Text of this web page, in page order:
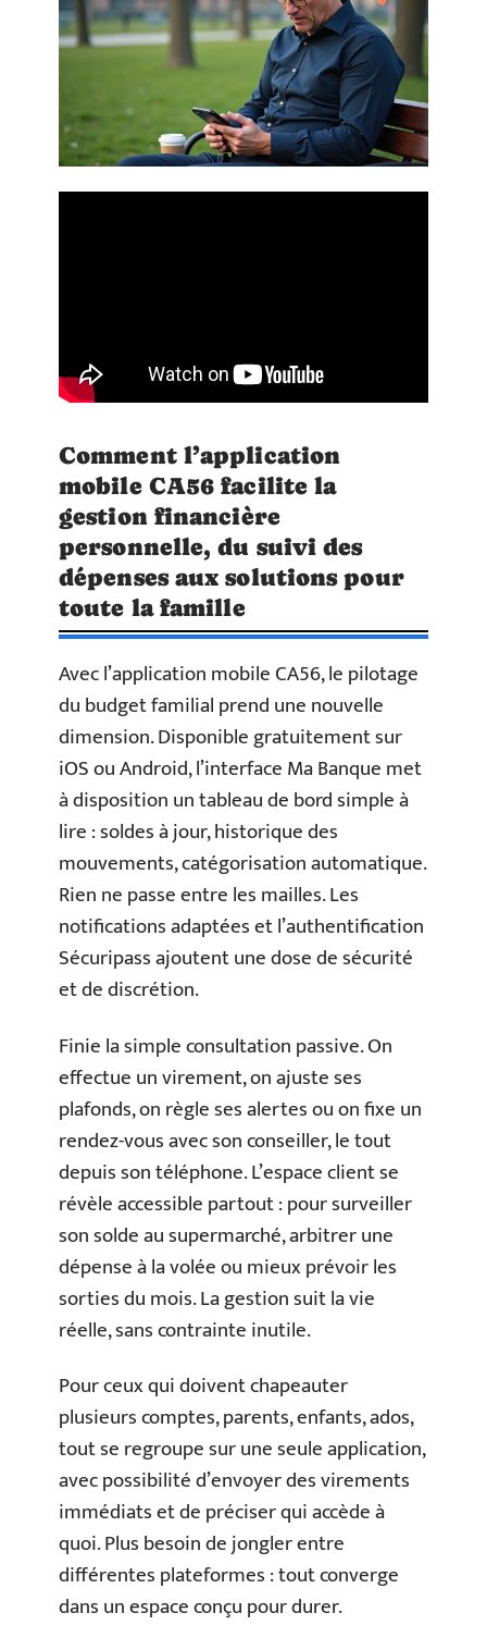
Comment l’application
mobile CA56 facilite la
gestion financière
personnelle, du suivi des
dépenses aux solutions pour
toute la famille
Avec l’application mobile CA56, le pilotage
du budget familial prend une nouvelle
dimension. Disponible gratuitement sur
iOS ou Android, l’interface Ma Banque met
à disposition un tableau de bord simple à
lire : soldes à jour, historique des
mouvements, catégorisation automatique.
Rien ne passe entre les mailles. Les
notifications adaptées et l’authentification
Sécuripass ajoutent une dose de sécurité
et de discrétion.
Finie la simple consultation passive. On
effectue un virement, on ajuste ses
plafonds, on règle ses alertes ou on fixe un
rendez-vous avec son conseiller, le tout
depuis son téléphone. L’espace client se
révèle accessible partout : pour surveiller
son solde au supermarché, arbitrer une
dépense à la volée ou mieux prévoir les
sorties du mois. La gestion suit la vie
réelle, sans contrainte inutile.
Pour ceux qui doivent chapeauter
plusieurs comptes, parents, enfants, ados,
tout se regroupe sur une seule application,
avec possibilité d’envoyer des virements
immédiats et de préciser qui accède à
quoi. Plus besoin de jongler entre
différentes plateformes : tout converge
dans un espace conçu pour durer.